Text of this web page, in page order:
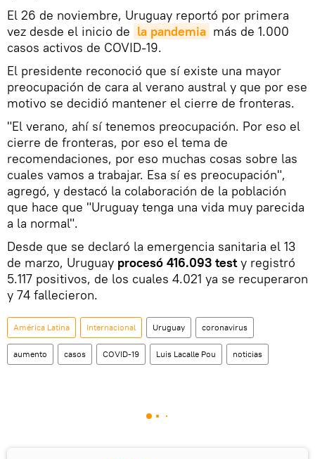
El 26 de noviembre, Uruguay reportó por primera
vez desde el inicio de la pandemia más de 1.000
casos activos de COVID-19.
El presidente reconoció que sí existe una mayor
preocupación de cara al verano austral y que por ese
motivo se decidió mantener el cierre de fronteras.
"El verano, ahí sí tenemos preocupación. Por eso el
cierre de fronteras, por eso el tema de
recomendaciones, por eso muchas cosas sobre las
cuales vamos a trabajar. Esa sí es preocupación",
agregó, y destacó la colaboración de la población
que hace que "Uruguay tenga una vida muy parecida
a la normal".
Desde que se declaró la emergencia sanitaria el 13
de marzo, Uruguay procesó 416.093 testy registró
5.117 positivos, de los cuales 4.021 ya se recuperaron
y 74 fallecieron.
América Latina Internacional Uruguay coronavirus
aumento casos COVID-19 Luis Lacalle Pou noticias